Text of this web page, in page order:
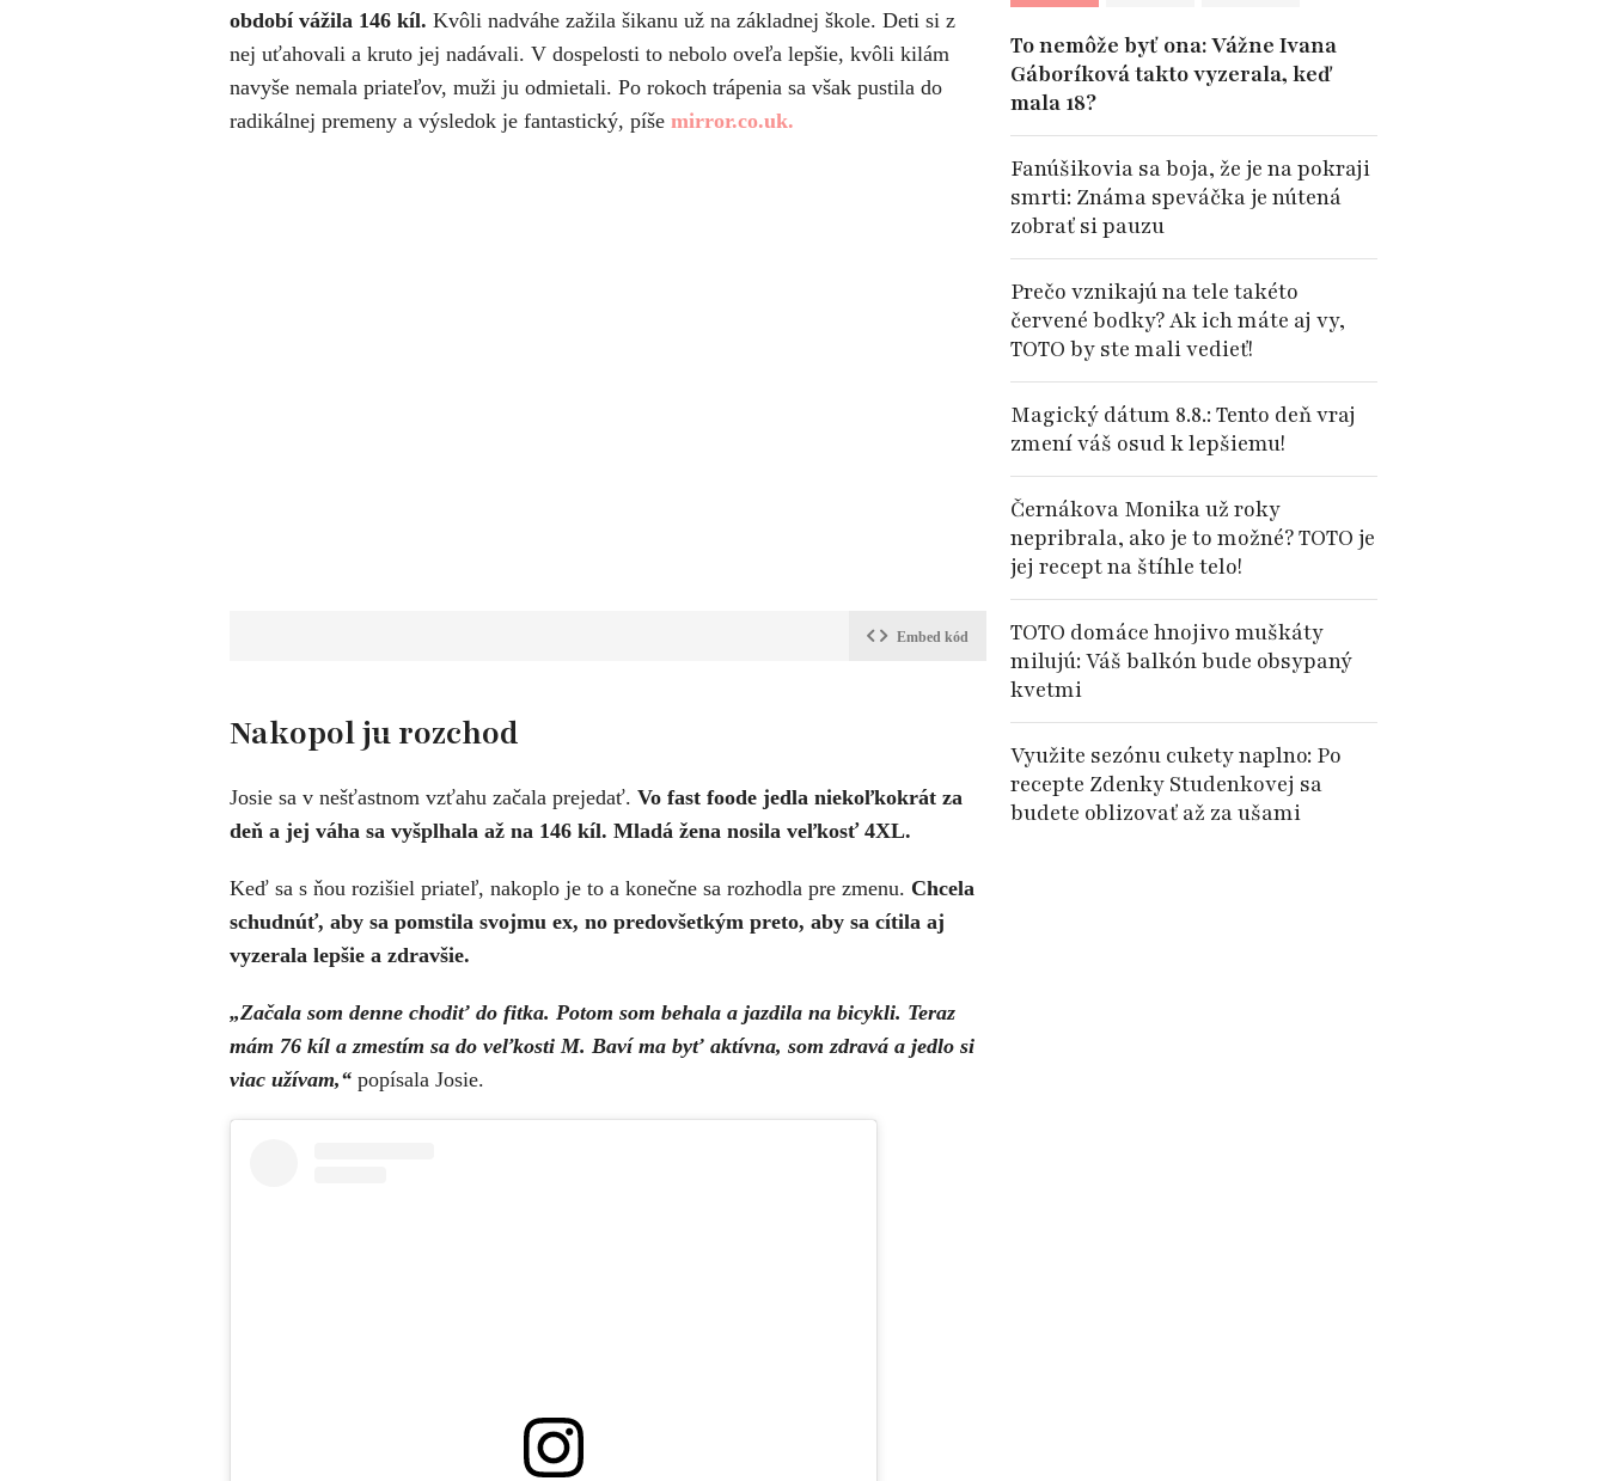
období vážila 146 kíl. Kvôli nadváhe zažila šikanu už na základnej škole. Deti si z
nej uťahovali a kruto jej nadávali. V dospelosti to nebolo oveľa lepšie, kvôli kilám
navyše nemala priateľov, muži ju odmietali. Po rokoch trápenia sa však pustila do
radikálnej premeny a výsledok je fantastický, píše mirror.co.uk.
Embed kód
Nakopol ju rozchod
Josie sa v nešťastnom vzťahu začala prejedať. Vo fast foode jedla niekoľkokrát za
deň a jej váha sa vyšplhala až na 146 kíl. Mladá žena nosila veľkosť 4XL.
Keď sa s ňou rozišiel priateľ, nakoplo je to a konečne sa rozhodla pre zmenu. Chcela
schudnúť, aby sa pomstila svojmu ex, no predovšetkým preto, aby sa cítila aj
vyzerala lepšie a zdravšie.
„Začala som denne chodiť do fitka. Potom som behala a jazdila na bicykli. Teraz
mám 76 kíl a zmestím sa do veľkosti M. Baví ma byť aktívna, som zdravá a jedlo si
viac užívam,“ popísala Josie.
To nemôže byť ona: Vážne Ivana
Gáboríková takto vyzerala, keď
mala 18?
Fanúšikovia sa boja, že je na pokraji
smrti: Známa speváčka je nútená
zobrať si pauzu
Prečo vznikajú na tele takéto
červené bodky? Ak ich máte aj vy,
TOTO by ste mali vedieť!
Magický dátum 8.8.: Tento deň vraj
zmení váš osud k lepšiemu!
Černákova Monika už roky
nepribrala, ako je to možné? TOTO je
jej recept na štíhle telo!
TOTO domáce hnojivo muškáty
milujú: Váš balkón bude obsypaný
kvetmi
Využite sezónu cukety naplno: Po
recepte Zdenky Studenkovej sa
budete oblizovať až za ušami